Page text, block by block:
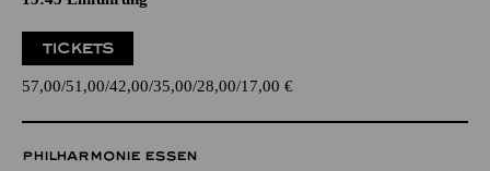
Rang
15:45 Einführung
57,00 51,00 42,00 35,00